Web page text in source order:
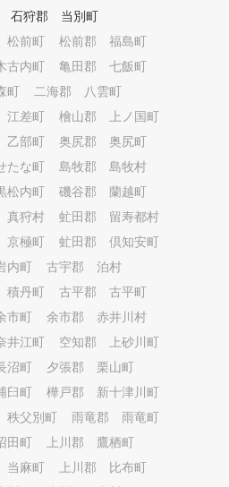
石狩郡 当別町
前町
松前郡 福島町
古内町
亀田郡 七飯町
町
二海郡 八雲町
差町
檜山郡 上ノ国町
部町
奥尻郡 奥尻町
たな町
島牧郡 島牧村
松内町
磯谷郡 蘭越町
狩村
虻田郡 留寿都村
極町
虻田郡 倶知安町
内町
古宇郡 泊村
丹町
古平郡 古平町
市町
余市郡 赤井川村
井江町
空知郡 上砂川町
沼町
夕張郡 栗山町
臼町
樺戸郡 新十津川町
父別町
雨竜郡 雨竜町
田町
上川郡 鷹栖町
当麻町
上川郡 比布町